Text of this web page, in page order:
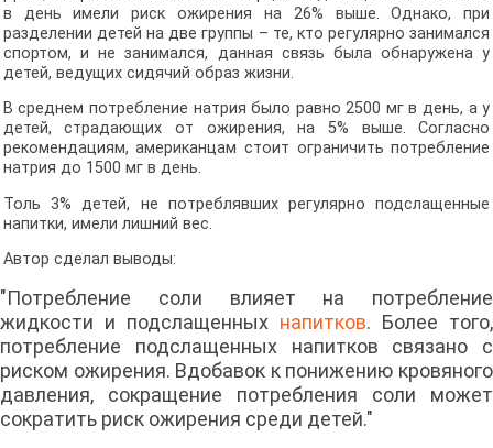
в день имели риск ожирения на 26% выше. Однако, при
разделении детей на две группы – те, кто регулярно занимался
спортом, и не занимался, данная связь была обнаружена у
детей, ведущих сидячий образ жизни.
В среднем потребление натрия было равно 2500 мг в день, а у
детей, страдающих от ожирения, на 5% выше. Согласно
рекомендациям, американцам стоит ограничить потребление
натрия до 1500 мг в день.
Толь 3% детей, не потреблявших регулярно подслащенные
напитки, имели лишний вес.
Автор сделал выводы:
"Потребление соли влияет на потребление
жидкости и подслащенных напитков. Более того,
потребление подслащенных напитков связано с
риском ожирения. Вдобавок к понижению кровяного
давления, сокращение потребления соли может
сократить риск ожирения среди детей."